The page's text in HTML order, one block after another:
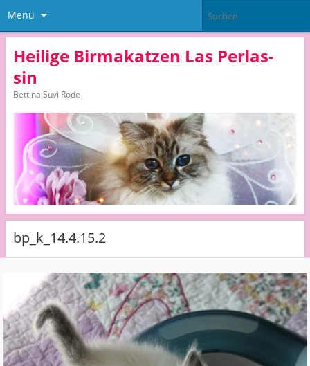
Menü
Heilige Birmakatzen Las Perlas-
sin
Bettina Suvi Rode
bp_k_14.4.15.2